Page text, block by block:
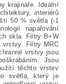
krajináře. Ideální
interiérů
50 % světla (-1
napařování
skla. Filtry B+W
vrstvy. Filtry MRC
vrstvy jsou
Jsou
těchto vrstev
světla, který je